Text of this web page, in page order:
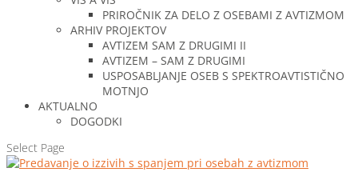
PRIROČNIK ZA DELO Z OSEBAMI Z AVTIZMOM
ARHIV PROJEKTOV
AVTIZEM SAM Z DRUGIMI II
AVTIZEM – SAM Z DRUGIMI
USPOSABLJANJE OSEB S SPEKTROAVTISTIČNO
MOTNJO
AKTUALNO
DOGODKI
Select Page